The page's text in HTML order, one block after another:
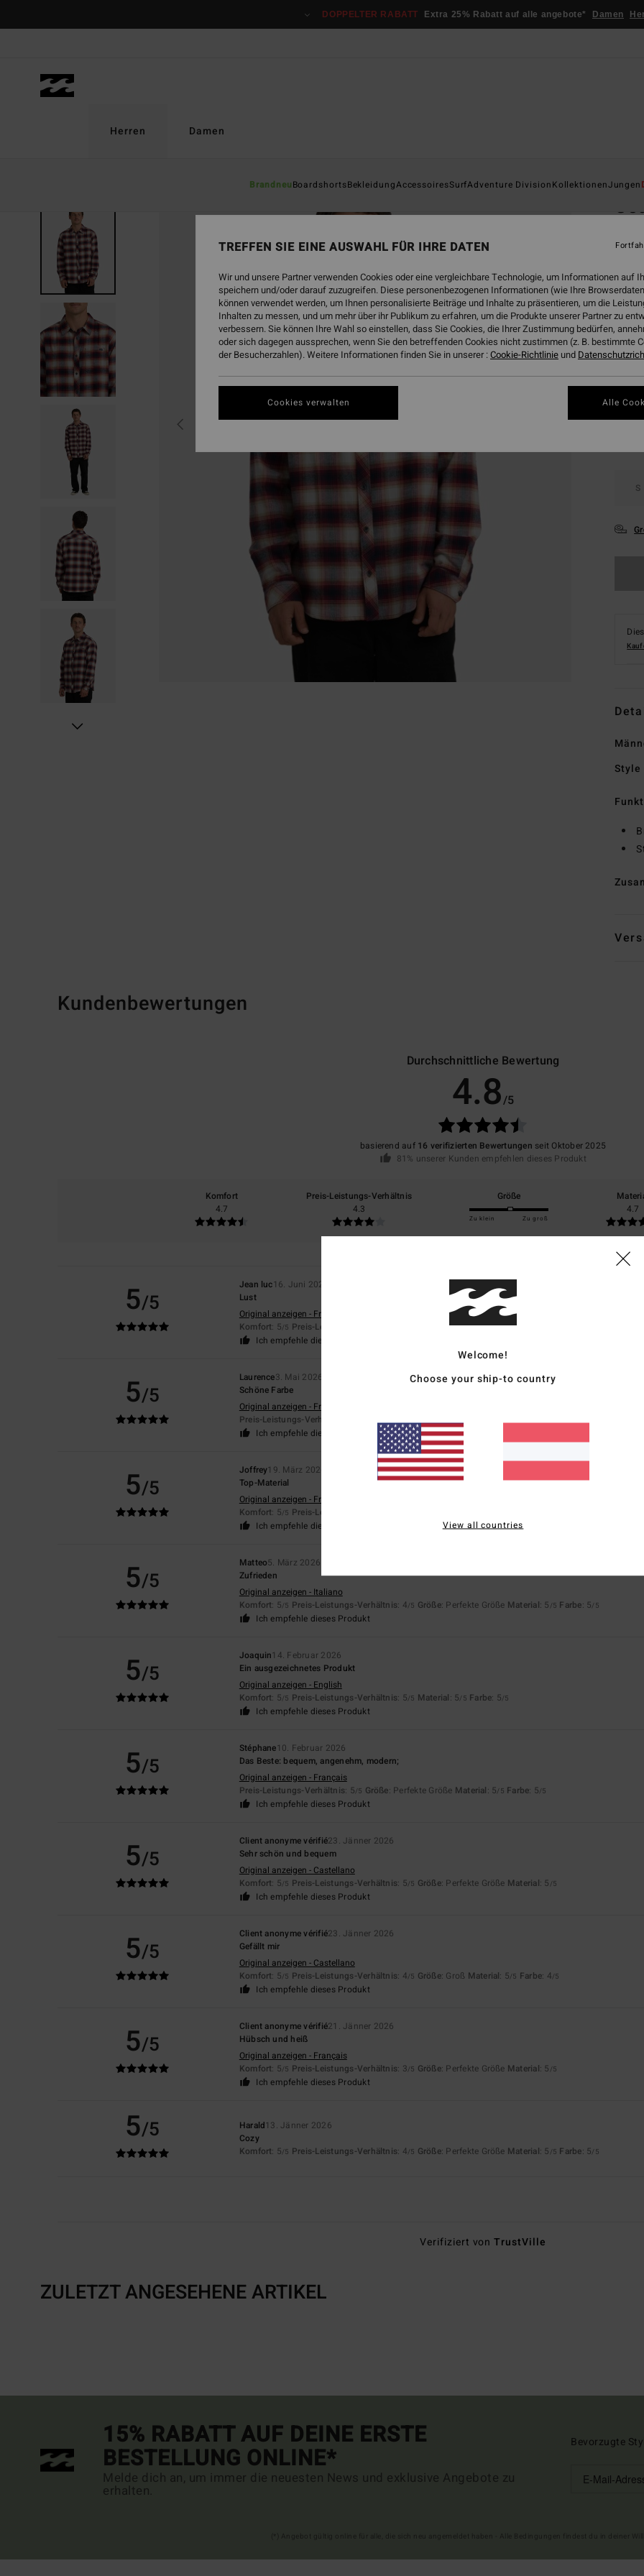
DOPPELTER RABATT Extra 25% Rabatt auf alle angebote* Damen
Herren
BrandneuBoardshortsBekleidungAccessoiresSurfAdventure DivisionKollektionenJungen
Damen
€
€
SALE
S
Style
Kundenbewertungen
Durchschnittliche Bewertung
4.8/5
basierend auf 16 verifizierten Bewertungen seit Oktober 2025
81% unserer Kunden empfehlen dieses Produkt
Komfort
4.7
Preis-Leistungs-Verhältnis
4.3
Größe
Zu klein Zu groß
4.7
5/5
Jean luc16. Juni 2026
Lust
Original anzeigen - Français
Komfort: 5/5 Preis-Leistungs-Verhältnis : Perfekte GrößeMaterial
Ich empfehle dieses Produkt
5/5
Laurence3. Mai 2026
Schöne Farbe
Original anzeigen - Français
Preis-Leistungs-Verhältnis
Größe: Perfekte GrößeFarbe
Ich empfehle dieses Produkt
5/5
Joffrey19. März 2026
Top-Material
Original anzeigen - Français
Komfort: 5/5 Preis-Leistungs-Verhältnis
Ich empfehle dieses Produkt
5/5
Matteo5. März 2026
Zufrieden
Original anzeigen - Italiano
Komfort: 5/5 Preis-Leistungs-Verhältnis: 4/5 Größe: Perfekte Größe Material: 5 /5 Farbe: 5/5
Ich empfehle dieses Produkt
5/5
Joaquin14. Februar 2026
Ein ausgezeichnetes Produkt
Original anzeigen - English
Komfort: 5/5 Preis-Leistungs-Verhältnis: 5/5 Material: 5/5 Farbe: 5/5
Ich empfehle dieses Produkt
5/5
Stéphane10. Februar 2026
Das Beste: bequem, angenehm, modern;
Original anzeigen - Français
Preis-Leistungs-Verhältnis: 5/5 Größe: Perfekte Größe Material: 5/5 Farbe: 5/5
Ich empfehle dieses Produkt
5/5
Client anonyme vérifié23. Jänner 2026
Sehr schön und bequem
Original anzeigen - Castellano
Komfort: 5/5 Preis-Leistungs-Verhältnis: 5/5 Größe: Perfekte Größe Material: 5 /5
Ich empfehle dieses Produkt
5/5
Client anonyme vérifié23. Jänner 2026
Gefällt mir
Original anzeigen - Castellano
Komfort: 5/5 Preis-Leistungs-Verhältnis: 4/5 Größe: Groß Material: 5/5 Farbe: 4/5
Ich empfehle dieses Produkt
5/5
Client anonyme vérifié21. Jänner 2026
Hübsch und heiß
Original anzeigen - Français
Komfort: 5/5 Preis-Leistungs-Verhältnis: 3/5 Größe: Perfekte Größe Material: 5 /5
Ich empfehle dieses Produkt
5/5 Harald13. Jänner 2026
Cozy
Komfort: 5/5 Preis-Leistungs-Verhältnis: 4/5 Größe: Perfekte Größe Material: 5 /5 Farbe: 5/5
Verifiziert vonTrustVille
ZULETZT ANGESEHENE ARTIKEL
15% RABATT AUF DEINE ERSTE
BESTELLUNG ONLINE*
Melde dich an, um immer die neuesten News und exklusive Angebote zu
erhalten.
Bevorzugte
Welcome!
Choose your ship-to country
View all countries
TREFFEN SIE EINE AUSWAHL FÜR IHRE DATEN
Wir und unsere Partner verwenden Cookies oder eine vergleichbare Technologie, um Informationen auf
speichern und/oder darauf zuzugreifen. Diese personenbezogenen Informationen (wie Ihre
können verwendet werden, um Ihnen personalisierte Beiträge und Inhalte zu präsentieren, um die
Inhalten zu messen, und um mehr über ihr Publikum zu erfahren, um die Produkte unserer Partner zu
verbessern. Sie können Ihre Wahl so einstellen, dass Sie Cookies, die Ihrer Zustimmung bedürfen,
oder sich dagegen aussprechen, wenn Sie den betreffenden Cookies nicht zustimmen (z. B. bestimmte
der Besucherzahlen). Weitere Informationen finden Sie in unserer :Cookie-Richtlinie und
Cookies verwalten Alle